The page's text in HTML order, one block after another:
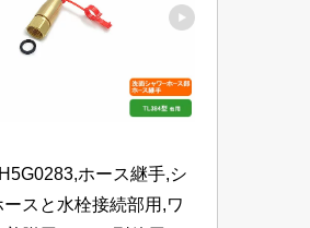
ホース継手,シ
ースと水栓接続部用,ワ